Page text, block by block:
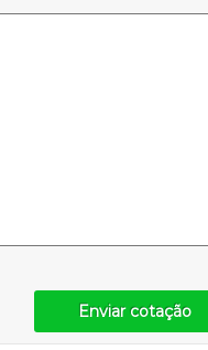
Enviar cotação